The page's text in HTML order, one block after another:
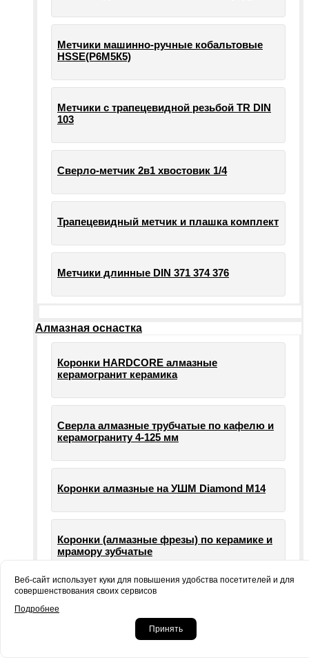
Метчики машинно-ручные кобальтовые
HSSE(Р6М5К5)
Метчики с трапецевидной резьбой TR DIN
103
Сверло-метчик 2в1 хвостовик 1/4
Трапецевидный метчик и плашка комплект
Метчики длинные DIN 371 374 376
Алмазная оснастка
Коронки HARDCORE алмазные
керамогранит керамика
Сверла алмазные трубчатые по кафелю и
керамограниту 4-125 мм
Коронки алмазные на УШМ Diamond М14
Коронки (алмазные фрезы) по керамике и
мрамору зубчатые
машин УШМ болгарки
Веб-сайт использует куки для повышения удобства посетителей и для
совершенствования своих сервисов
Подробнее
Принять